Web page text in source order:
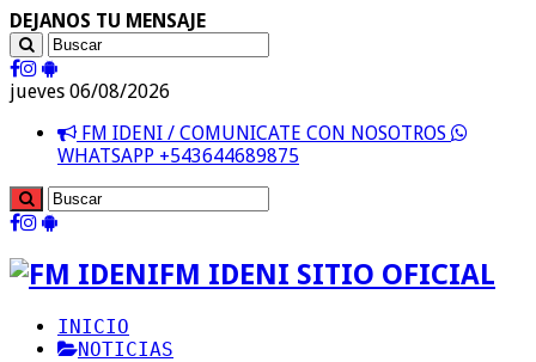
DEJANOS TU MENSAJE
jueves 06/08/2026
FM IDENI / COMUNICATE CON NOSOTROS
WHATSAPP +543644689875
FM IDENI SITIO OFICIAL
INICIO
NOTICIAS